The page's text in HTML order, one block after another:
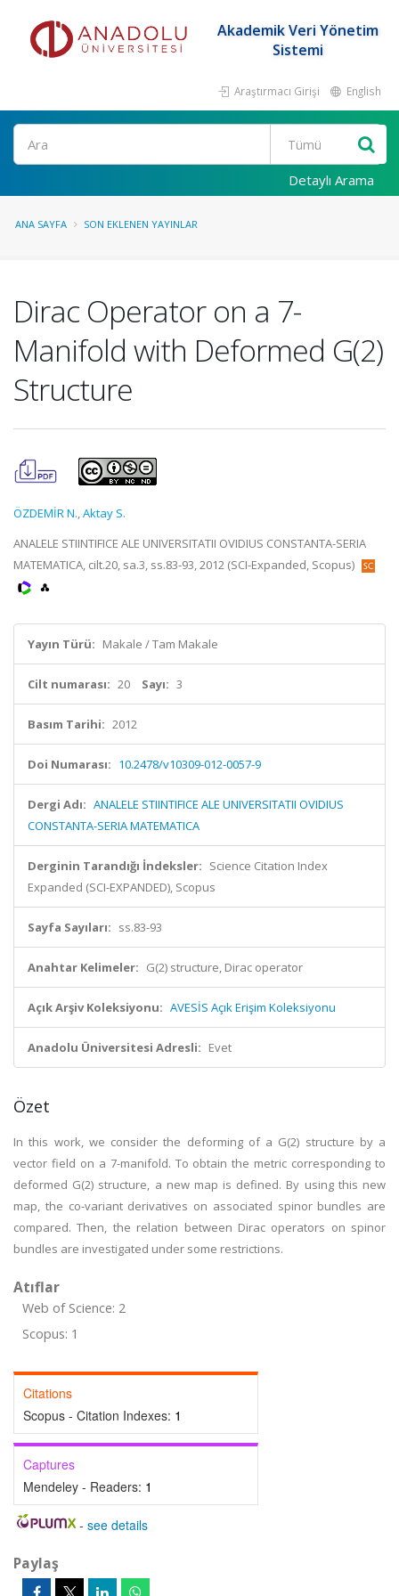
Akademik Veri Yönetim
Sistemi
Araştırmacı Girişi English
Ara
Detaylı Arama
ANA SAYFA SON EKLENEN YAYINLAR
Dirac Operator on a 7-
Manifold with Deformed G(2)
Structure
ÖZDEMİR N.,Aktay S.
ANALELE STIINTIFICE ALE UNIVERSITATII OVIDIUS CONSTANTA-SERIA
MATEMATICA, cilt.20, sa.3, ss.83-93, 2012 (SCI-Expanded, Scopus)
Yayın Türü: Makale / Tam Makale
Cilt numarası: 20 Sayı: 3
Basım Tarihi: 2012
Doi Numarası: 10.2478/v10309-012-0057-9
Dergi Adı: ANALELE STIINTIFICE ALE UNIVERSITATII OVIDIUS
CONSTANTA-SERIA MATEMATICA
Derginin Tarandığı İndeksler: Science Citation Index
Expanded (SCI-EXPANDED), Scopus
Sayfa Sayıları: ss.83-93
Anahtar Kelimeler: G(2) structure, Dirac operator
Açık Arşiv Koleksiyonu: AVESİS Açık Erişim Koleksiyonu
Anadolu Üniversitesi Adresli: Evet
Özet
In this work, we consider the deforming of a G(2) structure by a
vector field on a 7-manifold. To obtain the metric corresponding to
deformed G(2) structure, a new map is defined. By using this new
map, the co-variant derivatives on associated spinor bundles are
compared. Then, the relation between Dirac operators on spinor
bundles are investigated under some restrictions.
Atıflar
Web of Science: 2
Scopus: 1
Citations
Scopus - Citation Indexes: 1
Captures
Mendeley - Readers: 1
- see details
Paylaş